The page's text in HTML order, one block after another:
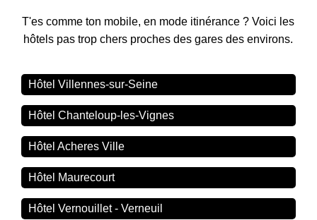
T'es comme ton mobile, en mode itinérance ? Voici les
hôtels pas trop chers proches des gares des environs.
Hôtel Villennes-sur-Seine
Hôtel Chanteloup-les-Vignes
Hôtel Acheres Ville
Hôtel Maurecourt
Hôtel Vernouillet - Verneuil